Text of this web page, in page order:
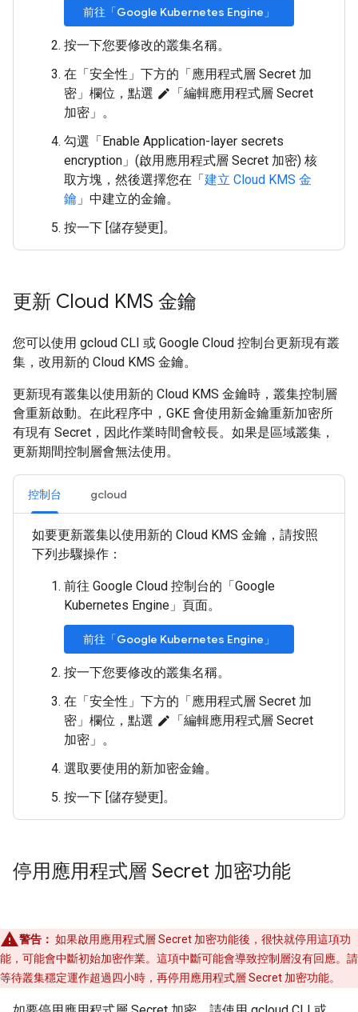
前往「Google Kubernetes Engine」
按一下您要修改的叢集名稱。
在「安全性」 下方的「應用程式層 Secret 加
密」 欄位，點選 edit
「編輯應用程式層 Secret
加密」 。
勾選「Enable Application-layer secrets
encryption」(啟用應用程式層 Secret 加密) 核
取方塊，然後選擇您在「建立 Cloud KMS 金
鑰 」中建立的金鑰。
按一下 [儲存變更]。
更新 Cloud KMS 金鑰
您可以使用 gcloud CLI 或 Google Cloud 控制台更新現有叢
集，改用新的 Cloud KMS 金鑰。
更新現有叢集以使用新的 Cloud KMS 金鑰時，叢集控制層
會重新啟動。在此程序中，GKE 會使用新金鑰重新加密所
有現有 Secret，因此作業時間會較長。如果是區域叢集，
更新期間控制層會無法使用。
控制台 gcloud
如要更新叢集以使用新的 Cloud KMS 金鑰，請按照
下列步驟操作：
前往 Google Cloud 控制台的「Google
Kubernetes Engine」 頁面。
前往「Google Kubernetes Engine」
按一下您要修改的叢集名稱。
在「安全性」 下方的「應用程式層 Secret 加
密」 欄位，點選 edit
「編輯應用程式層 Secret
加密」 。
選取要使用的新加密金鑰。
按一下 [儲存變更]。
停用應用程式層 Secret 加密功能
警告： 如果啟用應用程式層 Secret 加密功能後，很快就停用這項功
能，可能會中斷初始加密作業。這項中斷可能會導致控制層沒有回應。請
等待叢集穩定運作超過四小時，再停用應用程式層 Secret 加密功能。